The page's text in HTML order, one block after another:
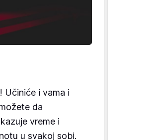
Učiniće i vama i
da
vreme i
u svakoj sobi.